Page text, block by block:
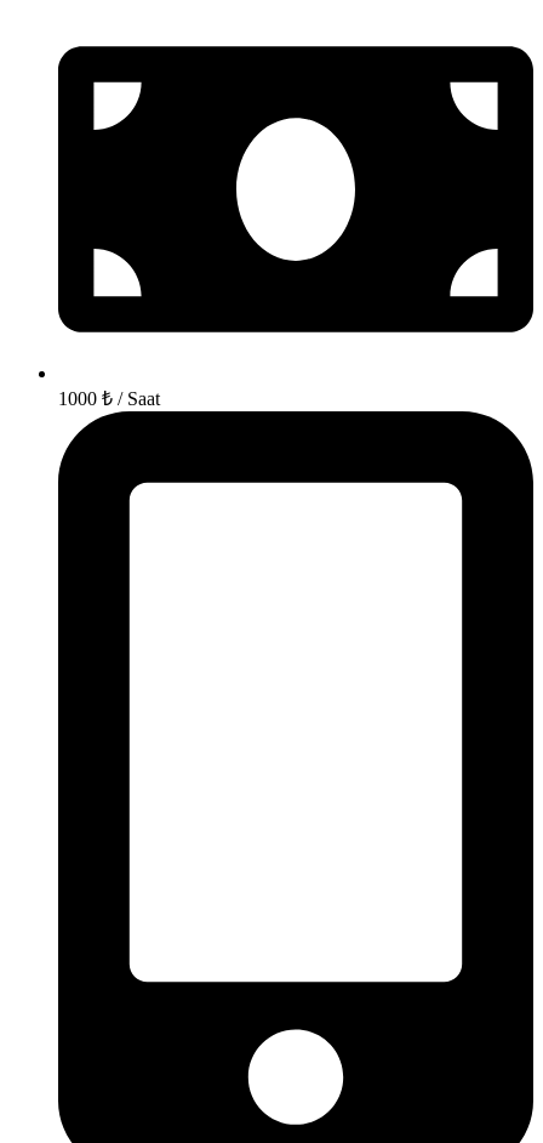
1000 ₺ / Saat